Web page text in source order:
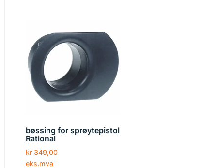
bøssing for sprøytepistol
Rational
kr 349,00
eks.mva